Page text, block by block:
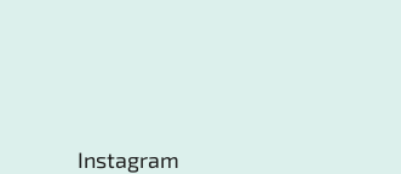
Instagram